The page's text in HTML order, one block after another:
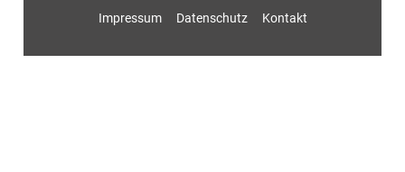
Impressum Datenschutz Kontakt